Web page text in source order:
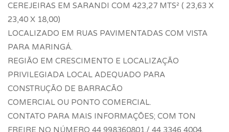
CEREJEIRAS EM SARANDI COM 423,27 MTS² ( 23,63 X
23,40 X 18,00)
LOCALIZADO EM RUAS PAVIMENTADAS COM VISTA
PARA MARINGÁ.
REGIÃO EM CRESCIMENTO E LOCALIZAÇÃO
PRIVILEGIADA LOCAL ADEQUADO PARA
CONSTRUÇÃO DE BARRACÃO
COMERCIAL OU PONTO COMERCIAL.
CONTATO PARA MAIS INFORMAÇÕES; COM TON
FREIRE NO NÚMERO 44 998360801./ 44 3346 4004.